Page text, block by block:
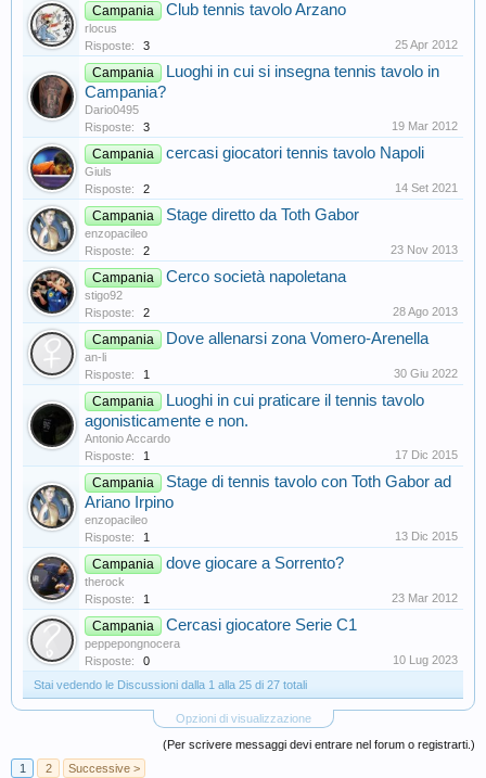
Campania Club tennis tavolo Arzano
rlocus
Risposte:
3 25 Apr 2012
Campania
Luoghi in cui si insegna tennis tavolo in
Campania?
Dario0495
Risposte:
3 19 Mar 2012
Campania cercasi giocatori tennis tavolo Napoli
Giuls
Risposte:
2 14 Set 2021
Campania Stage diretto da Toth Gabor
enzopacileo
Risposte:
2 23 Nov 2013
Campania Cerco società napoletana
stigo92
Risposte:
2 28 Ago 2013
Campania Dove allenarsi zona Vomero-Arenella
an-li
Risposte:
1 30 Giu 2022
Campania
Luoghi in cui praticare il tennis tavolo
agonisticamente e non.
Antonio Accardo
Risposte:
1 17 Dic 2015
Campania
Stage di tennis tavolo con Toth Gabor ad
Ariano Irpino
enzopacileo
Risposte:
1 13 Dic 2015
Campania dove giocare a Sorrento?
therock
Risposte:
1 23 Mar 2012
Campania Cercasi giocatore Serie C1
peppepongnocera
Risposte:
0
10 Lug 2023
Stai vedendo le Discussioni dalla 1 alla 25 di 27 totali
Opzioni di visualizzazione
(Per scrivere messaggi devi entrare nel forum o registrarti.)
1
2 Successive >